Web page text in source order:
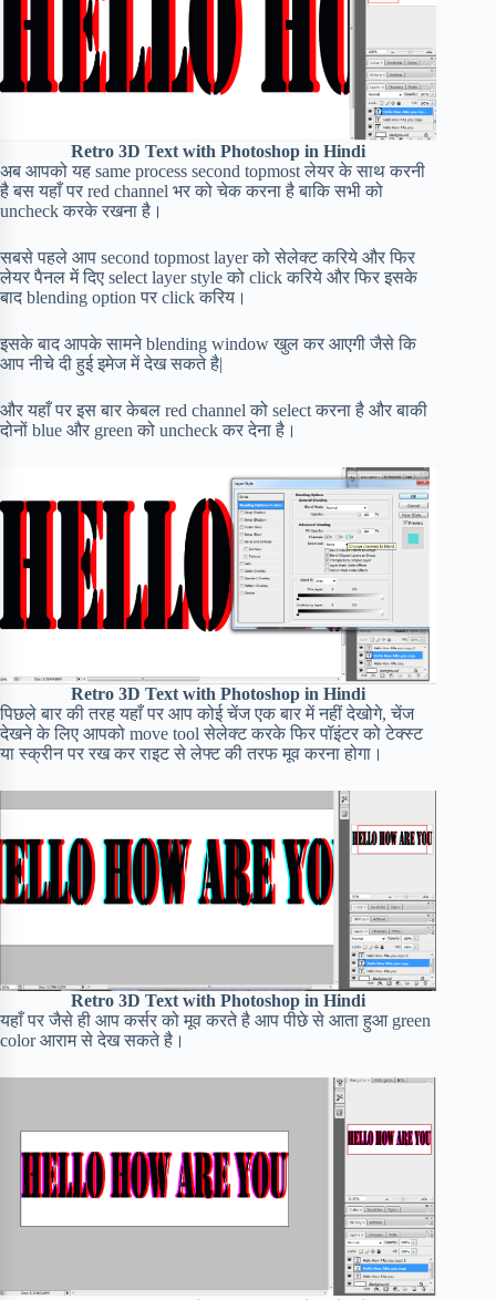
Retro 3D Text with Photoshop in Hindi
अब आपको यह same process second topmost लेयर के साथ करनी
है बस यहाँ पर red channel भर को चेक करना है बाकि सभी को
uncheck करके रखना है।
सबसे पहले आप second topmost layer को सेलेक्ट करिये और फिर
लेयर पैनल में दिए select layer style को click करिये और फिर इसके
बाद blending option पर click करिय।
इसके बाद आपके सामने blending window खुल कर आएगी जैसे कि
आप नीचे दी हुई इमेज में देख सकते है|
और यहाँ पर इस बार केबल red channel को select करना है और बाकी
दोनों blue और green को uncheck कर देना है।
Retro 3D Text with Photoshop in Hindi
पिछले बार की तरह यहाँ पर आप कोई चेंज एक बार में नहीं देखोगे, चेंज
देखने के लिए आपको move tool सेलेक्ट करके फिर पॉइंटर को टेक्स्ट
या स्क्रीन पर रख कर राइट से लेफ्ट की तरफ मूव करना होगा।
Retro 3D Text with Photoshop in Hindi
यहाँ पर जैसे ही आप कर्सर को मूव करते है आप पीछे से आता हुआ green
color आराम से देख सकते है।